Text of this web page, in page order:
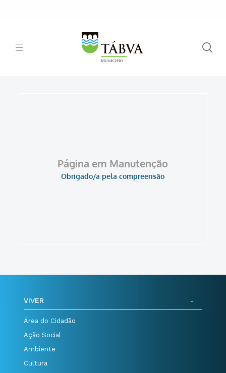
Página em Manutenção
Obrigado/a pela compreensão
VIVER
Área do Cidadão
Ação Social
Ambiente
Cultura